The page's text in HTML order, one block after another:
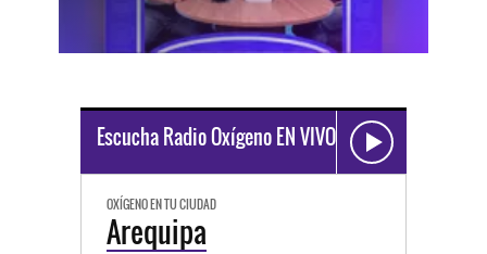
Escucha Radio Oxígeno EN VIVO
OXÍGENO EN TU CIUDAD
Arequipa